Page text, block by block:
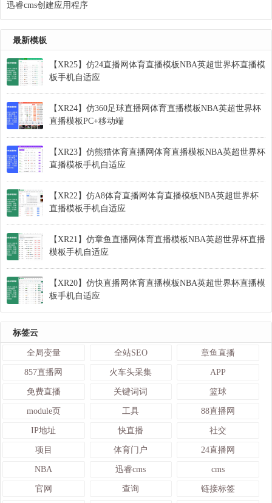
迅睿cms创建应用程序
最新模板
【XR25】仿24直播网体育直播模板NBA英超世界杯直播模
板手机自适应
【XR24】仿360足球直播网体育直播模板NBA英超世界杯
直播模板PC+移动端
【XR23】仿熊猫体育直播网体育直播模板NBA英超世界杯
直播模板手机自适应
【XR22】仿A8体育直播网体育直播模板NBA英超世界杯
直播模板手机自适应
【XR21】仿章鱼直播网体育直播模板NBA英超世界杯直播
模板手机自适应
【XR20】仿快直播网体育直播模板NBA英超世界杯直播模
板手机自适应
标签云
全局变量 全站SEO 章鱼直播
857直播网 火车头采集 APP
免费直播 关键词词 篮球
module页 工具 88直播网
IP地址 快直播 社交
项目 体育门户 24直播网
NBA 迅睿cms cms
官网 查询 链接标签